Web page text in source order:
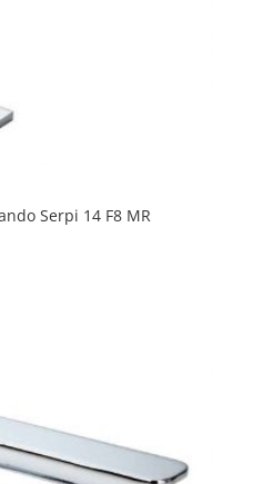
Serpi 14 F8 MR